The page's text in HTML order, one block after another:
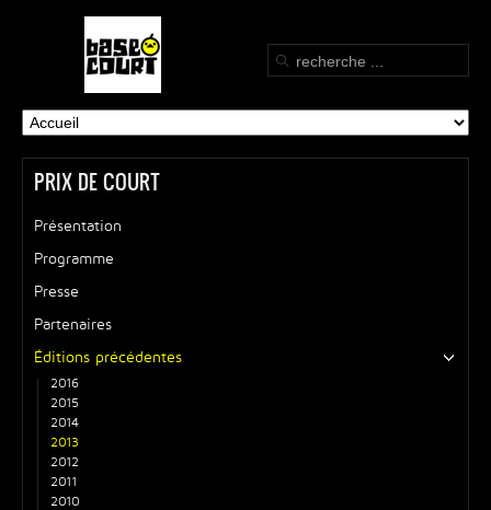
PRIX DE COURT
Présentation
Programme
Presse
Partenaires
Éditions précédentes
2016
2015
2014
2013
2012
2011
2010